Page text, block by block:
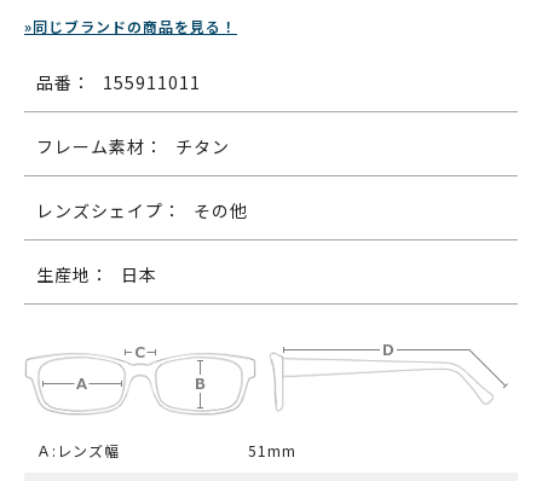
»同じブランドの商品を見る！
品番： 155911011
フレーム素材： チタン
レンズシェイプ： その他
生産地： 日本
Ａ:レンズ幅 51mm